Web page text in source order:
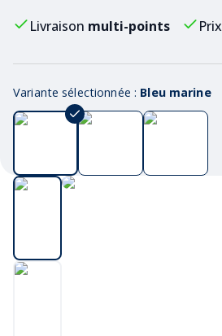
Livraison multi-points Prix
Variante sélectionnée : Bleu marine